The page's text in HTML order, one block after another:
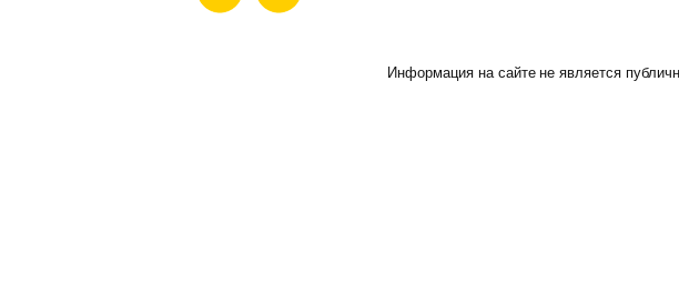
Информация на сайте не является